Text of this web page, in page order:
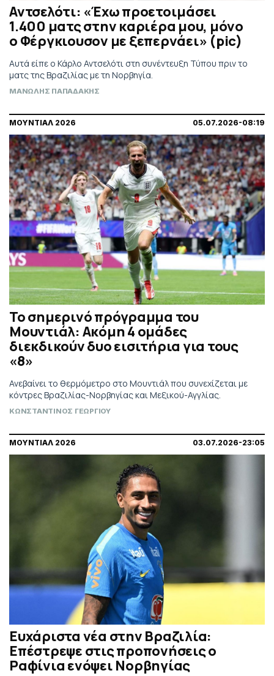
Αντσελότι: «Έχω προετοιμάσει
1.400 ματς στην καριέρα μου, μόνο
ο Φέργκιουσον με ξεπερνάει» (pic)
Αυτά είπε ο Κάρλο Αντσελότι στη συνέντευξη Τύπου πριν το
ματς της Βραζιλίας με τη Νορβηγία.
ΜΑΝΩΛΗΣ ΠΑΠΑΔΑΚΗΣ
ΜΟΥΝΤΙΑΛ 2026 05.07.2026-08:19
Το σημερινό πρόγραμμα του
Μουντιάλ: Ακόμη 4 ομάδες
διεκδικούν δυο εισιτήρια για τους
«8»
Ανεβαίνει το θερμόμετρο στο Μουντιάλ που συνεχίζεται με
κόντρες Βραζιλίας-Νορβηγίας και Μεξικού-Αγγλίας.
ΚΩΝΣΤΑΝΤΙΝΟΣ ΓΕΩΡΓΙΟΥ
ΜΟΥΝΤΙΑΛ 2026 03.07.2026-23:05
Ευχάριστα νέα στην Βραζιλία:
Επέστρεψε στις προπονήσεις ο
Ραφίνια ενόψει Νορβηγίας